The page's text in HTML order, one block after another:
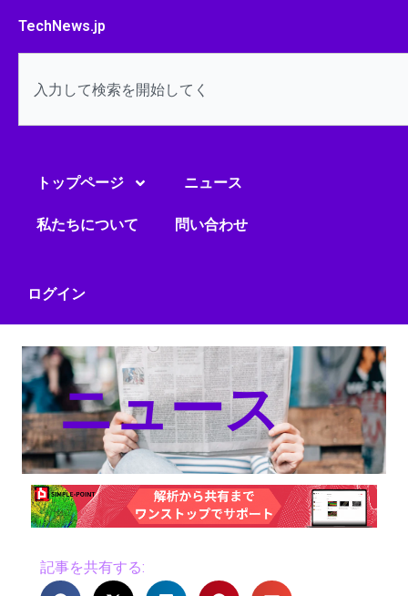
TechNews.jp
トップページ ニュース
私たちについて 問い合わせ
ログイン
ニュース
記事を共有する: